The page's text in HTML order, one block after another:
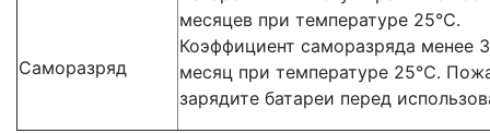
Саморазряд
месяцев при температуре 25℃.
Коэффициент саморазряда менее
месяц при температуре 25℃.
зарядите батареи перед